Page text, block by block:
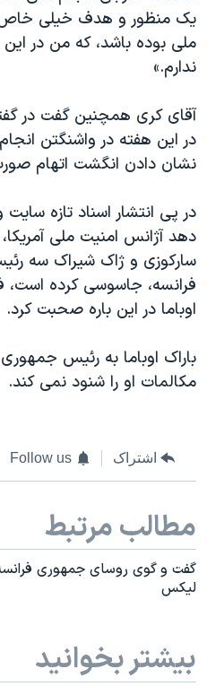
نرگس محمدی برنده جایزه نوبل
همایش محافظه‌کاران آمریکا
سفر پرزیدنت ترامپ به چین
یک منظور و هدف خیلی خاص
ملی بوده باشد، که من در
ندارم.»
آقای کری همچنین گفت در
در این هفته در واشنگتن
نشان دادن انگشت اتهام
در پی انتشار اسناد تازه
دهد آژانس امنیت ملی آمریکا،
سارکوزی و ژاک شیراک سه
فرانسه، جاسوسی کرده است،
اوباما در این باره صحبت کرد.
باراک اوباما به رئیس
مکالمات او را شنود نمی کند.
اشتراک Follow us
مطالب مرتبط
گفت و گوی روسای جمهوری فرانسه
لیکس
بیشتر بخوانید